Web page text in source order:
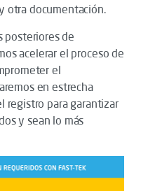
otra documentación.
posteriores de
acelerar el proceso de
el
en estrecha
registro para garantizar
y sean lo más